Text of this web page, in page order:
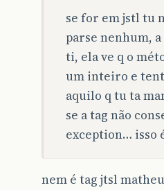
se for em jstl tu
parse nenhum,
ti, ela ve q o
um inteiro e
aquilo q tu ta
se a tag não
exception… isso
nem é tag jtsl